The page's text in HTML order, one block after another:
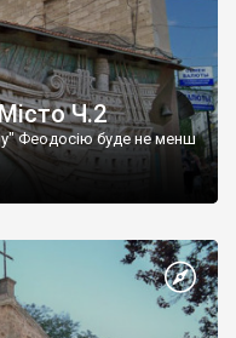
Ч.2
Феодосію буде не менш